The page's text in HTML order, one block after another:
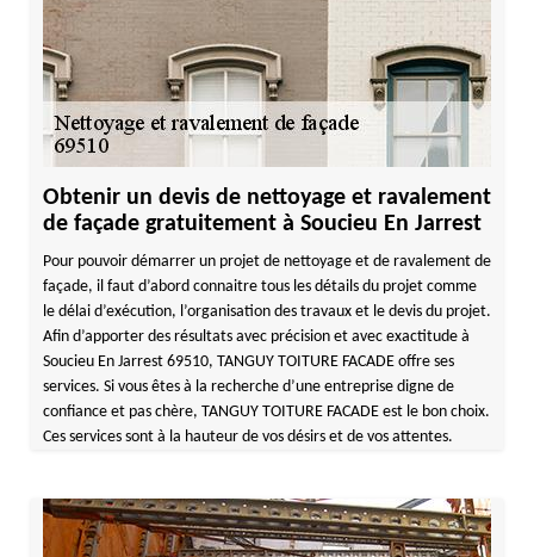
Obtenir un devis de nettoyage et ravalement
de façade gratuitement à Soucieu En Jarrest
Pour pouvoir démarrer un projet de nettoyage et de ravalement de
façade, il faut d’abord connaitre tous les détails du projet comme
le délai d’exécution, l’organisation des travaux et le devis du projet.
Afin d’apporter des résultats avec précision et avec exactitude à
Soucieu En Jarrest 69510, TANGUY TOITURE FACADE offre ses
services. Si vous êtes à la recherche d’une entreprise digne de
confiance et pas chère, TANGUY TOITURE FACADE est le bon choix.
Ces services sont à la hauteur de vos désirs et de vos attentes.